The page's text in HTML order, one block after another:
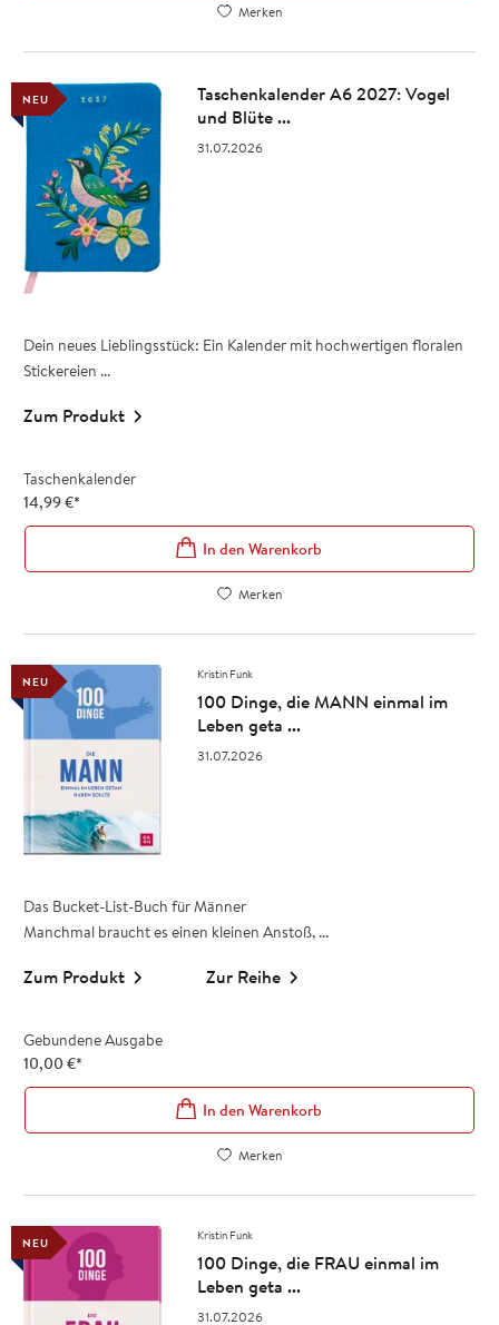
Merken
NEU
Taschenkalender A6 2027: Vogel
und Blüte ...
31.07.2026
Dein neues Lieblingsstück: Ein Kalender mit hochwertigen floralen
Stickereien ...
Zum Produkt
Taschenkalender
14,99€*
In den Warenkorb
Merken
NEU Kristin Funk
100 Dinge, die MANN einmal im
Leben geta ...
31.07.2026
Das Bucket-List-Buch für Männer
Manchmal braucht es einen kleinen Anstoß, ...
Zum Produkt Zur Reihe
Gebundene Ausgabe
10,00 €*
In den Warenkorb
Merken
NEU Kristin Funk
100 Dinge, die FRAU einmal im
Leben geta ...
31.07.2026